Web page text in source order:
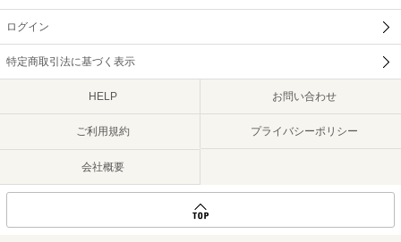
ログイン
特定商取引法に基づく表示
HELP お問い合わせ
ご利用規約 プライバシーポリシー
会社概要